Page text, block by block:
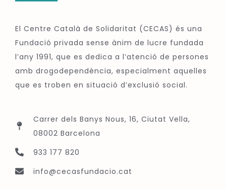
El Centre Català de Solidaritat (CECAS) és una
Fundació privada sense ànim de lucre fundada
l’any 1991, que es dedica a l’atenció de persones
amb drogodependència, especialment aquelles
que es troben en situació d’exclusió social.
Carrer dels Banys Nous, 16, Ciutat Vella,
08002 Barcelona
933 177 820
info@cecasfundacio.cat